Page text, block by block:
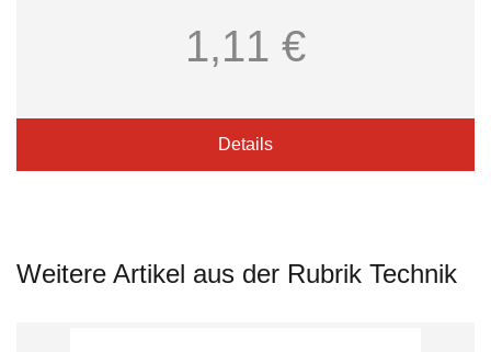
1,11 €
Details
Weitere Artikel aus der Rubrik Technik